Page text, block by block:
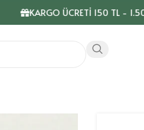
KARGO ÜCRETİ 150 TL - 1.500 TL